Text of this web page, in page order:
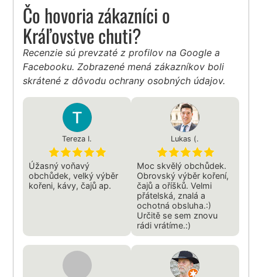
Čo hovoria zákazníci o
Kráľovstve chuti?
Recenzie sú prevzaté z profilov na Google a
Facebooku. Zobrazené mená zákazníkov boli
skrátené z dôvodu ochrany osobných údajov.
Tereza I.
Úžasný voňavý
obchůdek, velký výběr
kořeni, kávy, čajů ap.
Lukas (.
Moc skvělý obchůdek.
Obrovský výběr koření,
čajů a oříšků. Velmi
přátelská, znalá a
ochotná obsluha.:)
Určitě se sem znovu
rádi vrátíme.:)